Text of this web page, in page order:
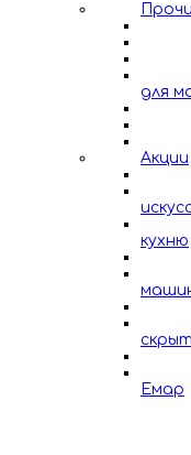
для
Акции
кухню
Емар